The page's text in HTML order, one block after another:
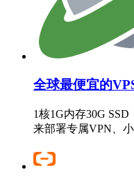
全球最便宜的
1核1G内存30G
来部署专属VPN、